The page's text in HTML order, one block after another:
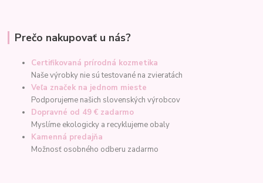
Prečo nakupovať u nás?
Certifikovaná prírodná kozmetika
Naše výrobky nie sú testované na zvieratách
Veľa značek na jednom mieste
Podporujeme našich slovenských výrobcov
Dopravné od 49 € zadarmo
Myslíme ekologicky a recyklujeme obaly
Kamenná predajňa
Možnosť osobného odberu zadarmo